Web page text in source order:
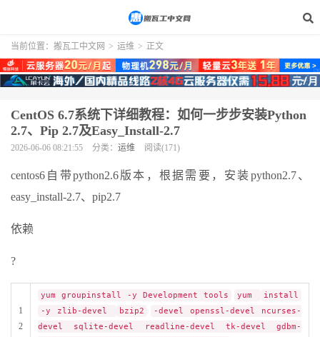
当前位置： 搬瓦工中文网 > 运维 > 正文
CentOS 6.7系统下详细教程：如何一步步安装Python
2.7、Pip 2.7及Easy_Install-2.7
2026-06-06 08:21:55 分类： 运维 阅读(171)
centos6自带python2.6版本，根据需要，安装python2.7、
easy_install-2.7、pip2.7
依赖
?
1
2
yum groupinstall -y Development tools yum
install
-y zlib-devel
bzip2
-devel openssl-devel ncurses-
devel sqlite-devel readline-devel tk-devel gdbm-